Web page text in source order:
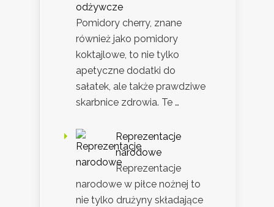
odżywcze
Pomidory cherry, znane
również jako pomidory
koktajlowe, to nie tylko
apetyczne dodatki do
sałatek, ale także prawdziwe
skarbnice zdrowia. Te …
Reprezentacje
narodowe
Reprezentacje
narodowe w piłce nożnej to
nie tylko drużyny składające